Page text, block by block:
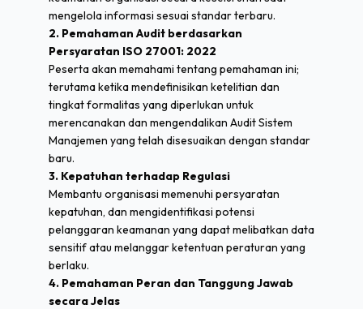
mengelola informasi sesuai standar terbaru.
2. Pemahaman Audit berdasarkan
Persyaratan ISO 27001: 2022
Peserta akan memahami tentang pemahaman ini;
terutama ketika mendefinisikan ketelitian dan
tingkat formalitas yang diperlukan untuk
merencanakan dan mengendalikan Audit Sistem
Manajemen yang telah disesuaikan dengan standar
baru.
3. Kepatuhan terhadap Regulasi
Membantu organisasi memenuhi persyaratan
kepatuhan, dan mengidentifikasi potensi
pelanggaran keamanan yang dapat melibatkan data
sensitif atau melanggar ketentuan peraturan yang
berlaku.
4. Pemahaman Peran dan Tanggung Jawab
secara Jelas